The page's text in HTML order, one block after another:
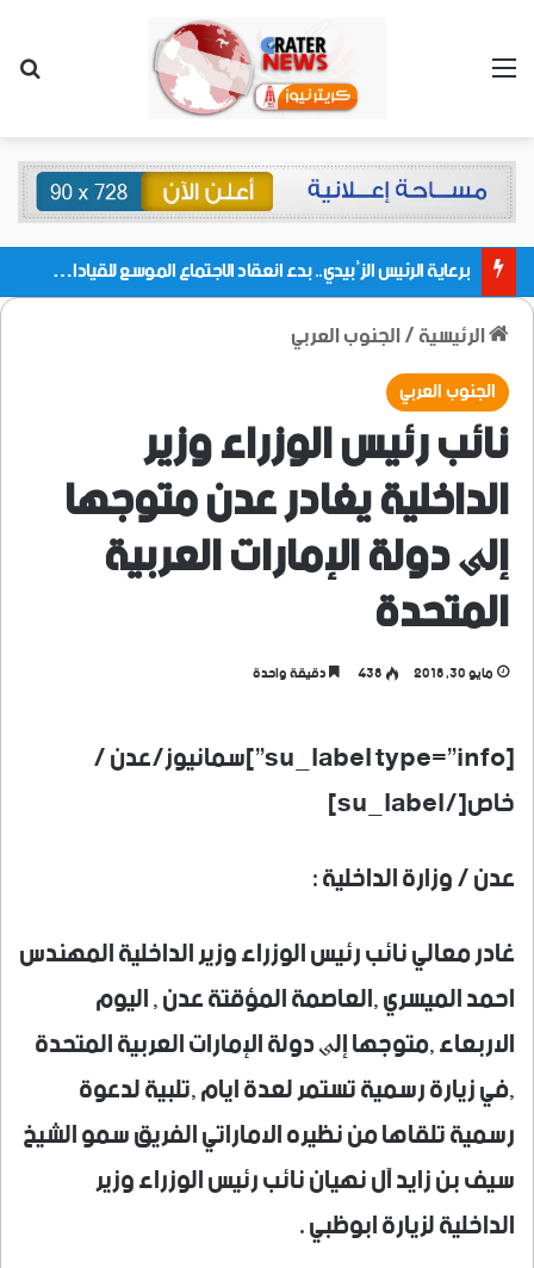
القائمة
برعاية الرئيس الزُبيدي.. بدء انعقاد الاجتماع الموسع للقيادات المحلية بالعاصمة ولمديريات وكتل مجلس العموم ومنسقيات الجامعة بالعاصمة عدن
الرئيسية/الجنوب العربي
الجنوب العربي
نائب رئيس الوزراء وزير
الداخلية يغادر عدن متوجها
إلی دولة الإمارات العربية
المتحدة
مايو 30, 2018 438 دقيقة واحدة
[su_label type=”info”]سمانيوز/عدن /
خاص[/su_label]
عدن / وزارة الداخلية :
غادر معالي نائب رئيس الوزراء وزير الداخلية المهندس
احمد الميسري ,العاصمة المؤقتة عدن , اليوم
الاربعاء ,متوجها إلی دولة الإمارات العربية المتحدة
,في زيارة رسمية تستمر لعدة ايام ,تلبية لدعوة
رسمية تلقاها من نظيره الاماراتي الفريق سمو الشيخ
سيف بن زايد آل نهيان نائب رئيس الوزراء وزير
الداخلية لزيارة ابوظبي .